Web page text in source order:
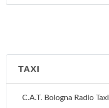
TAXI
C.A.T. Bologna Radio Taxi